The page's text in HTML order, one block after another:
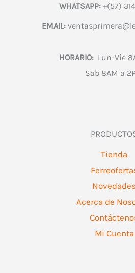
WHATSAPP:+(57)
EMAIL:
HORARIO:Lun-Vie
Sab 8AM a
Tienda
Novedades
Acerca de
Mi Cuenta